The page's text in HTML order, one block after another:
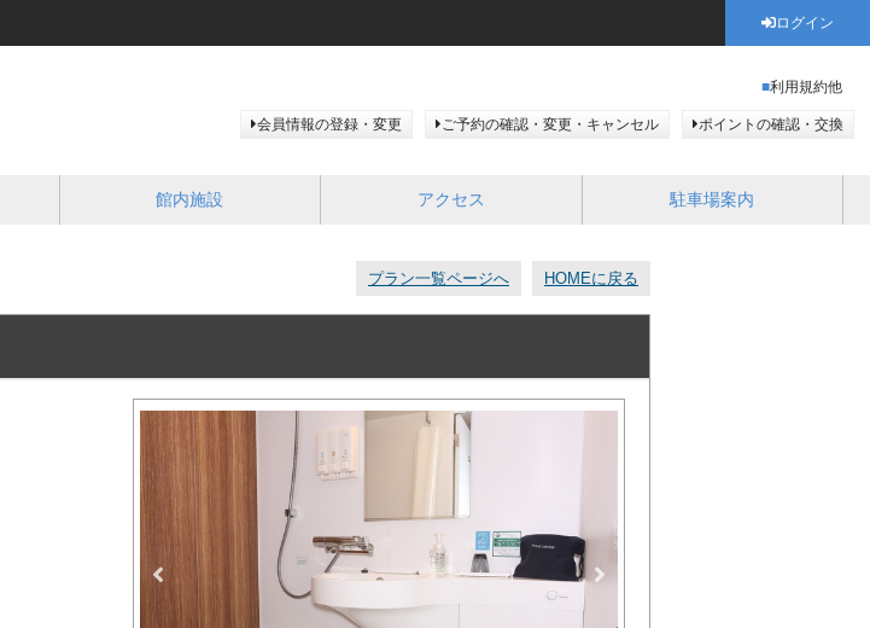
ログイン
利用規約他
会員情報の登録・変更 ご予約の確認・変更・キャンセル ポイントの確認・交換
館内施設 アクセス 駐車場案内
プラン一覧ページへ HOMEに戻る